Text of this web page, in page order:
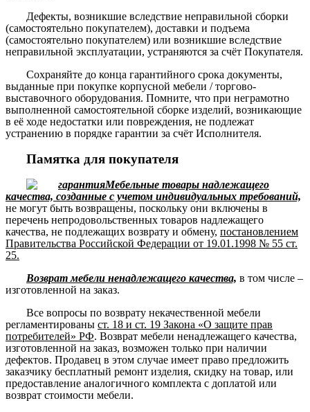
Дефекты, возникшие вследствие неправильной сборки
(самостоятельно покупателем), доставки и подъема
(самостоятельно покупателем) или возникшие вследствие
неправильной эксплуатации, устраняются за счёт Покупателя.
Сохраняйте до конца гарантийного срока документы,
выданные при покупке корпусной мебели / торгово-
выставочного оборудования. Помните, что при неграмотно
выполненной самостоятельной сборке изделий, возникающие
в её ходе недостатки или повреждения, не подлежат
устранению в порядке гарантии за счёт Исполнителя.
Памятка для покупателя
Мебельные товары надлежащего
качества, созданные с учетом индивидуальных требований,
не могут быть возвращены, поскольку они включены в
перечень непродовольственных товаров надлежащего
качества, не подлежащих возврату и обмену, постановлением
Правительства Российской Федерации от 19.01.1998 № 55 ст.
25.
Возврат мебели ненадлежащего качества, в том числе –
изготовленной на заказ.
Все вопросы по возврату некачественной мебели
регламентированы ст. 18 и ст. 19 Закона «О защите прав
потребителей» РФ. Возврат мебели ненадлежащего качества,
изготовленной на заказ, возможен только при наличии
дефектов. Продавец в этом случае имеет право предложить
заказчику бесплатный ремонт изделия, скидку на товар, или
предоставление аналогичного комплекта с доплатой или
возврат стоимости мебели.